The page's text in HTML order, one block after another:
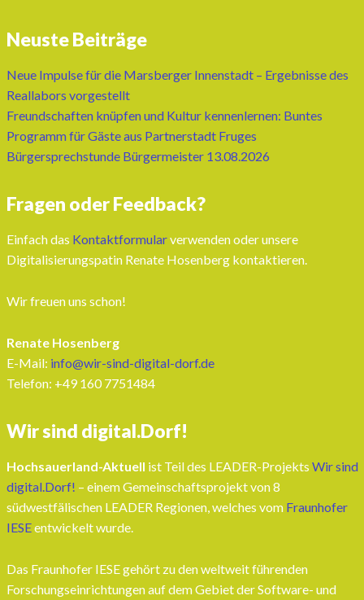
Neuste Beiträge
Neue Impulse für die Marsberger Innenstadt – Ergebnisse des
Reallabors vorgestellt
Freundschaften knüpfen und Kultur kennenlernen: Buntes
Programm für Gäste aus Partnerstadt Fruges
Bürgersprechstunde Bürgermeister 13.08.2026
Fragen oder Feedback?
Einfach das Kontaktformularverwenden oder unsere
Digitalisierungspatin Renate Hosenberg kontaktieren.
Wir freuen uns schon!
Renate Hosenberg
E-Mail: info@wir-sind-digital-dorf.de
Telefon: ‭+49 160 7751484‬
Wir sind digital.Dorf!
Hochsauerland-Aktuell ist Teil des LEADER-Projekts Wir sind
digital.Dorf! – einem Gemeinschaftsprojekt von 8
südwestfälischen LEADER Regionen, welches vom Fraunhofer
IESEentwickelt wurde.
Das Fraunhofer IESE gehört zu den weltweit führenden
Forschungseinrichtungen auf dem Gebiet der Software- und